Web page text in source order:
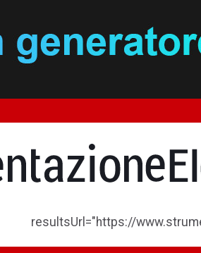
resultsUrl="https://